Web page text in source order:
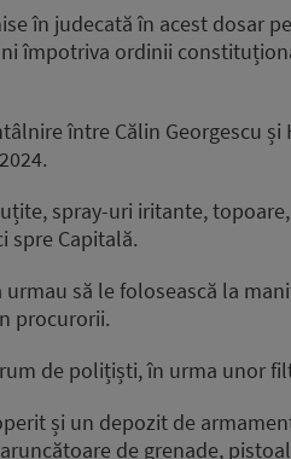
în judecată în acest dosar
împotriva ordinii
între Călin Georgescu
spray-uri iritante,
spre Capitală.
să le folosească la
procurorii.
de polițiști, în urma unor
și un depozit de
de grenade,